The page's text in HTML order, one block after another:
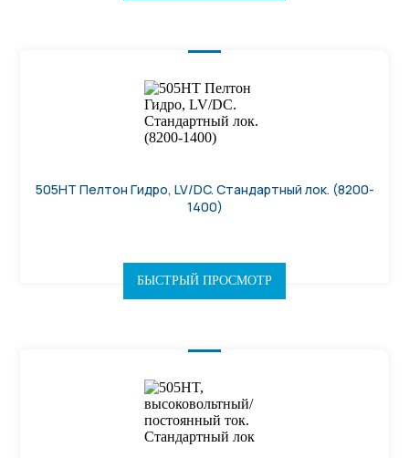
505HT Пелтон Гидро, LV/DC. Стандартный лок. (8200-
1400)
БЫСТРЫЙ ПРОСМОТР